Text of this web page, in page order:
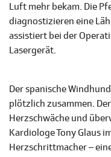
Luft mehr bekam. Die
diagnostizieren eine
assistiert bei der
Lasergerät.
Der spanische
plötzlich zusammen.
Herzschwäche und
Kardiologe Tony Glaus
Herzschrittmacher –